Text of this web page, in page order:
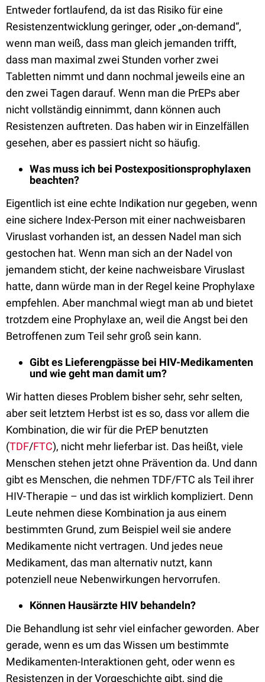
Entweder fortlaufend, da ist das Risiko für eine
Resistenzentwicklung geringer, oder „on-demand“,
wenn man weiß, dass man gleich jemanden trifft,
dass man maximal zwei Stunden vorher zwei
Tabletten nimmt und dann nochmal jeweils eine an
den zwei Tagen darauf. Wenn man die PrEPs aber
nicht vollständig einnimmt, dann können auch
Resistenzen auftreten. Das haben wir in Einzelfällen
gesehen, aber es passiert nicht so häufig.
Was muss ich bei Postexpositionsprophylaxen
beachten?
Eigentlich ist eine echte Indikation nur gegeben, wenn
eine sichere Index-Person mit einer nachweisbaren
Viruslast vorhanden ist, an dessen Nadel man sich
gestochen hat. Wenn man sich an der Nadel von
jemandem sticht, der keine nachweisbare Viruslast
hatte, dann würde man in der Regel keine Prophylaxe
empfehlen. Aber manchmal wiegt man ab und bietet
trotzdem eine Prophylaxe an, weil die Angst bei den
Betroffenen zum Teil sehr groß sein kann.
Gibt es Lieferengpässe bei HIV-Medikamenten
und wie geht man damit um?
Wir hatten dieses Problem bisher sehr, sehr selten,
aber seit letztem Herbst ist es so, dass vor allem die
Kombination, die wir für die PrEP benutzten
(TDF/FTC), nicht mehr lieferbar ist. Das heißt, viele
Menschen stehen jetzt ohne Prävention da. Und dann
gibt es Menschen, die nehmen TDF/FTC als Teil ihrer
HIV-Therapie – und das ist wirklich kompliziert. Denn
Leute nehmen diese Kombination ja aus einem
bestimmten Grund, zum Beispiel weil sie andere
Medikamente nicht vertragen. Und jedes neue
Medikament, das man alternativ nutzt, kann
potenziell neue Nebenwirkungen hervorrufen.
Können Hausärzte HIV behandeln?
Die Behandlung ist sehr viel einfacher geworden. Aber
gerade, wenn es um das Wissen um bestimmte
Medikamenten-Interaktionen geht, oder wenn es
Resistenzen in der Vorgeschichte gibt, sind die